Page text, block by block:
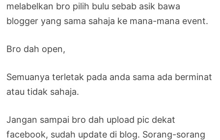
melabelkan bro pilih bulu sebab asik bawa
blogger yang sama sahaja ke mana-mana event.
Bro dah open,
Semuanya terletak pada anda sama ada berminat
atau tidak sahaja.
Jangan sampai bro dah upload pic dekat
facebook, sudah update di blog. Sorang-sorang